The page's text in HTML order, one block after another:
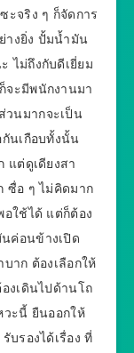
ะจริง ๆ ก็จัดการ
างยิ่ง ปั้มน้ำมัน
ไม่ถึงกับดีเยี่ยม
จะมีพนักงานมา
วนมากจะเป็น
นเกือบทั้งนั้น
แต่ดูเดียงสา
ซื่อ ๆ ไม่คิดมาก
อใช้ได้ แต่ก็ต้อง
ค่อนข้างเปิด
าก ต้องเลือกให้
งเดินไปด้านโถ
วะนี้ ยืนออกให้
บรองได้เรื่อง ที่